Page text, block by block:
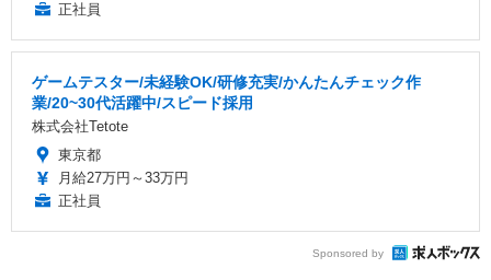
正社員
ゲームテスター/未経験OK/研修充実/かんたんチェック作
業/20~30代活躍中/スピード採用
株式会社Tetote
東京都
月給27万円～33万円
正社員
Sponsored by